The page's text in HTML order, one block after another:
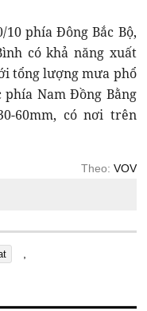
phía Đông Bắc Bộ,
có khả năng xuất
tổng lượng mưa phổ
Nam Đồng Bằng
60mm, có nơi trên
Theo: VOV
,